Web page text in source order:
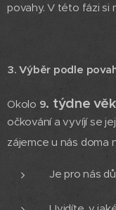
povahy. V této fázi si
3. Výběr podle
Okolo 9. týdne
očkování a vyvíjí se
zájemce u nás doma
Je pro nás